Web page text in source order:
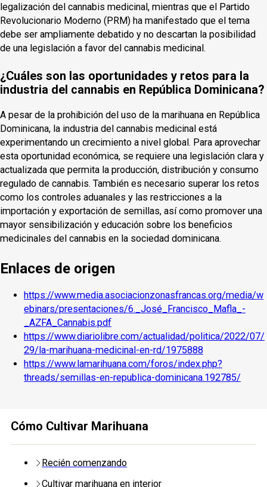
legalización del cannabis medicinal, mientras que el Partido
Revolucionario Moderno (PRM) ha manifestado que el tema
debe ser ampliamente debatido y no descartan la posibilidad
de una legislación a favor del cannabis medicinal.
¿Cuáles son las oportunidades y retos para la
industria del cannabis en República Dominicana?
A pesar de la prohibición del uso de la marihuana en República
Dominicana, la industria del cannabis medicinal está
experimentando un crecimiento a nivel global. Para aprovechar
esta oportunidad económica, se requiere una legislación clara y
actualizada que permita la producción, distribución y consumo
regulado de cannabis. También es necesario superar los retos
como los controles aduanales y las restricciones a la
importación y exportación de semillas, así como promover una
mayor sensibilización y educación sobre los beneficios
medicinales del cannabis en la sociedad dominicana.
Enlaces de origen
https://www.media.asociacionzonasfrancas.org/media/w
ebinars/presentaciones/6._José_Francisco_Mafla_-
_AZFA_Cannabis.pdf
https://www.diariolibre.com/actualidad/politica/2022/07/
29/la-marihuana-medicinal-en-rd/1975888
https://www.lamarihuana.com/foros/index.php?
threads/semillas-en-republica-dominicana.192785/
Cómo Cultivar Marihuana
Recién comenzando
Cultivar marihuana en interior